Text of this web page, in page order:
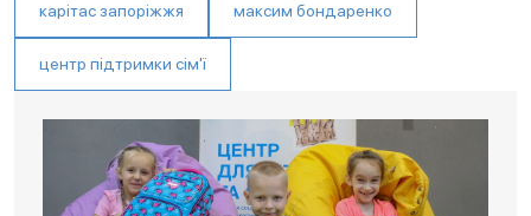
карітас запоріжжя максим бондаренко
центр підтримки сім'ї